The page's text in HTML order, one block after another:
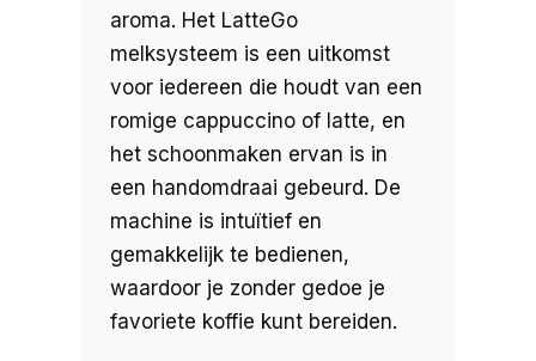
aroma. Het LatteGo
melksysteem is een uitkomst
voor iedereen die houdt van een
romige cappuccino of latte, en
het schoonmaken ervan is in
een handomdraai gebeurd. De
machine is intuïtief en
gemakkelijk te bedienen,
waardoor je zonder gedoe je
favoriete koffie kunt bereiden.